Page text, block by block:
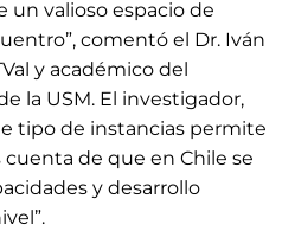
un valioso espacio de
comentó el Dr. Iván
y académico del
la USM. El investigador,
tipo de instancias permite
de que en Chile se
y desarrollo